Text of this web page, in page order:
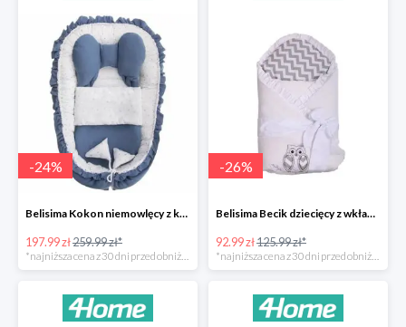
-24%
Belisima Kokon niemowlęcy z kołderką Angel Baby-23%
197.99 zł259.99 zł*
-26%
Belisima Becik dziecięcy z wkładem kokosowym Inteligentna sówka -26%
92.99 zł125.99 zł*